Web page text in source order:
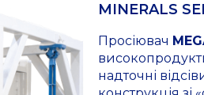
MINERALS
Просіювач
надточні